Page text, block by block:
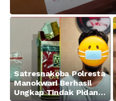
Satresnakoba Polresta
Manokwari Berhasil
Ungkap Tindak Pidana